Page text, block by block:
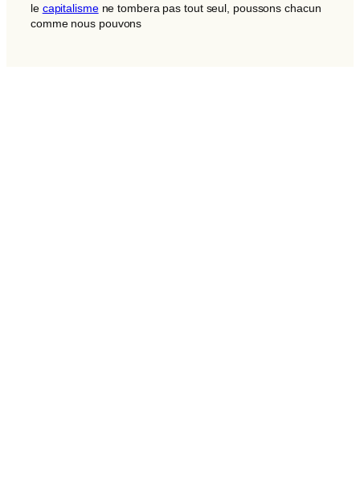
le capitalismene tombera pas tout seul, poussons chacun
comme nous pouvons